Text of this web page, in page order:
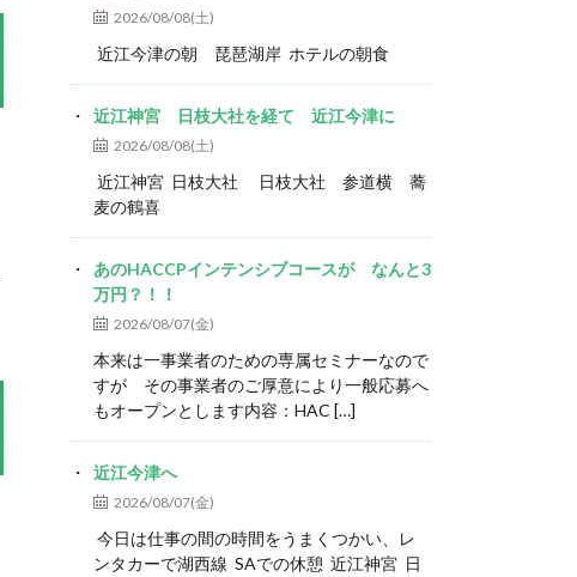
2026/08/08(土)
近江今津の朝 琵琶湖岸 ホテルの朝食
近江神宮 日枝大社を経て 近江今津に
2026/08/08(土)
近江神宮 日枝大社 日枝大社 参道横 蕎
麦の鶴喜
あのHACCPインテンシブコースが なんと3
万円？！！
2026/08/07(金)
本来は一事業者のための専属セミナーなので
すが その事業者のご厚意により一般応募へ
もオープンとします内容：HAC […]
近江今津へ
2026/08/07(金)
今日は仕事の間の時間をうまくつかい、レ
ンタカーで湖西線 SAでの休憩 近江神宮 日